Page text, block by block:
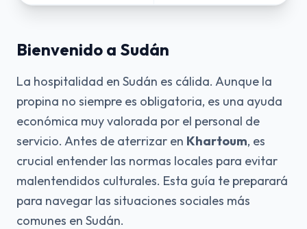
Bienvenido a Sudán
La hospitalidad en Sudán es cálida. Aunque la
propina no siempre es obligatoria, es una ayuda
económica muy valorada por el personal de
servicio. Antes de aterrizar en Khartoum, es
crucial entender las normas locales para evitar
malentendidos culturales. Esta guía te preparará
para navegar las situaciones sociales más
comunes en Sudán.